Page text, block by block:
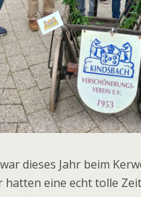
dieses Jahr beim
hatten eine echt tolle